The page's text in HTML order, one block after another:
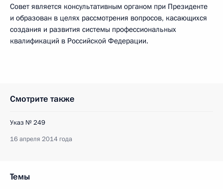
Совет является консультативным органом при Президенте
и образован в целях рассмотрения вопросов, касающихся
создания и развития системы профессиональных
квалификаций в Российской Федерации.
Смотрите также
Указ № 249
16 апреля 2014 года
Темы